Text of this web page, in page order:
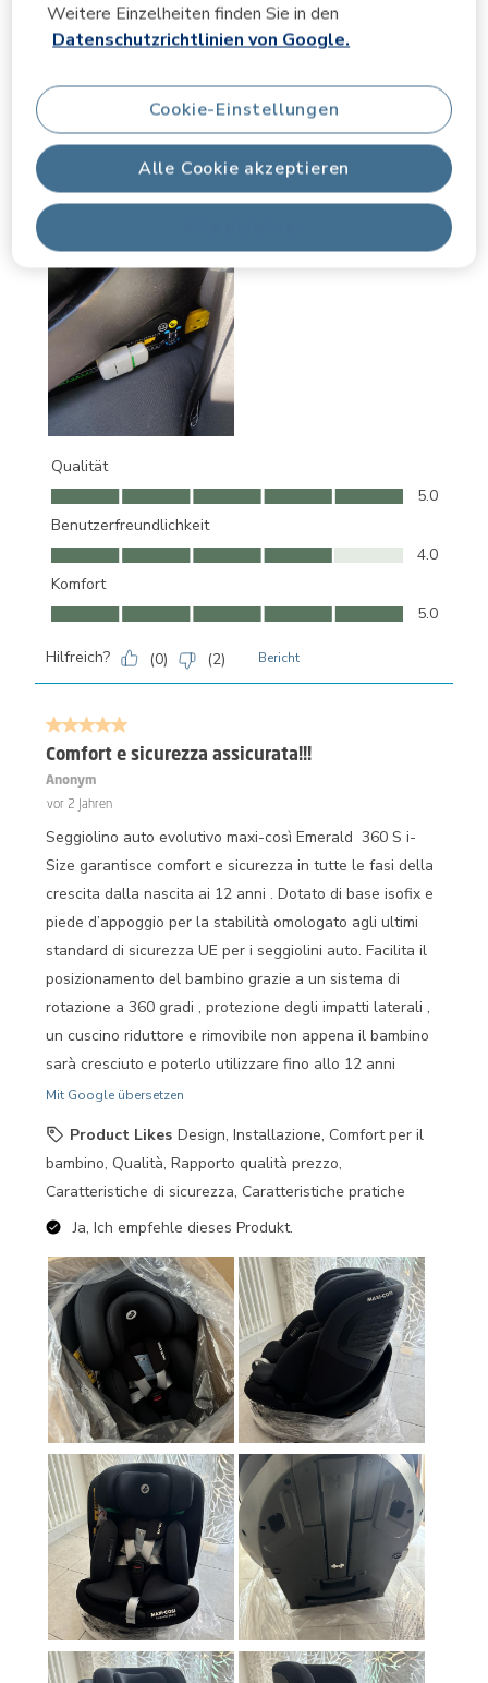
Weitere Einzelheiten finden Sie in den
Datenschutzrichtlinien von Google.
Alle Cookie akzeptieren
Cookie-Einstellungen
Qualität
Qualität, 5.0 von 5
5.0
Benutzerfreundlichkeit
Benutzerfreundlichkeit, 4.0 von 5
4.0
Komfort
Komfort, 5.0 von 5
5.0
Hilfreich? (0) (2) Bericht
5 von 5 Sternen.
Comfort e sicurezza assicurata!!!
Anonym
vor 2 Jahren
Seggiolino auto evolutivo maxi-così Emerald 360 S i-
Size garantisce comfort e sicurezza in tutte le fasi della
crescita dalla nascita ai 12 anni . Dotato di base isofix e
piede d’appoggio per la stabilità omologato agli ultimi
standard di sicurezza UE per i seggiolini auto. Facilita il
posizionamento del bambino grazie a un sistema di
rotazione a 360 gradi , protezione degli impatti laterali ,
un cuscino riduttore e rimovibile non appena il bambino
sarà cresciuto e poterlo utilizzare fino allo 12 anni
Mit Google übersetzen
Product Likes Design, Installazione, Comfort per il
bambino, Qualità, Rapporto qualità prezzo,
Caratteristiche di sicurezza, Caratteristiche pratiche
Ja, Ich empfehle dieses Produkt.